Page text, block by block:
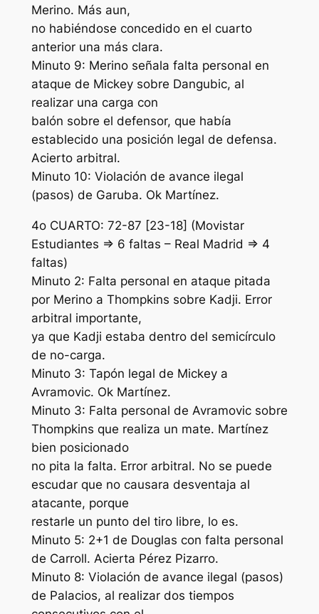
Merino. Más aun,
no habiéndose concedido en el cuarto
anterior una más clara.
Minuto 9: Merino señala falta personal en
ataque de Mickey sobre Dangubic, al
realizar una carga con
balón sobre el defensor, que había
establecido una posición legal de defensa.
Acierto arbitral.
Minuto 10: Violación de avance ilegal
(pasos) de Garuba. Ok Martínez.
4o CUARTO: 72-87 [23-18] (Movistar
Estudiantes => 6 faltas – Real Madrid => 4
faltas)
Minuto 2: Falta personal en ataque pitada
por Merino a Thompkins sobre Kadji. Error
arbitral importante,
ya que Kadji estaba dentro del semicírculo
de no-carga.
Minuto 3: Tapón legal de Mickey a
Avramovic. Ok Martínez.
Minuto 3: Falta personal de Avramovic sobre
Thompkins que realiza un mate. Martínez
bien posicionado
no pita la falta. Error arbitral. No se puede
escudar que no causara desventaja al
atacante, porque
restarle un punto del tiro libre, lo es.
Minuto 5: 2+1 de Douglas con falta personal
de Carroll. Acierta Pérez Pizarro.
Minuto 8: Violación de avance ilegal (pasos)
de Palacios, al realizar dos tiempos